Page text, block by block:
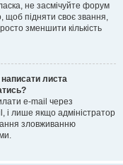
не засмічуйте форум
щоб підняти своє звання,
зменшити кількість
листа
e-mail через
і лише якщо адміністратор
зловживанню